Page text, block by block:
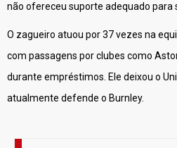
não ofereceu suporte adequado para
O zagueiro atuou por 37 vezes na
com passagens por clubes como
durante empréstimos. Ele deixou o
atualmente defende o Burnley.